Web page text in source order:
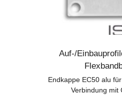
Auf-/
Endkappe EC50 alu
Verbindung mit